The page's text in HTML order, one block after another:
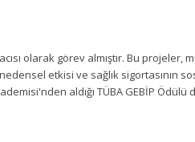
olarak görev almıştır. Bu projeler,
etkisi ve sağlık sigortasının
aldığı TÜBA GEBİP